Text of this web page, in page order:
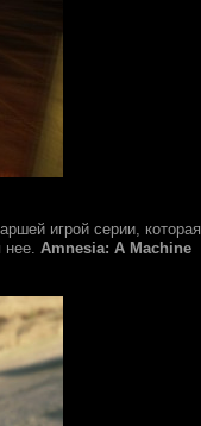
игрой серии, которая
нее. Amnesia: A Machine